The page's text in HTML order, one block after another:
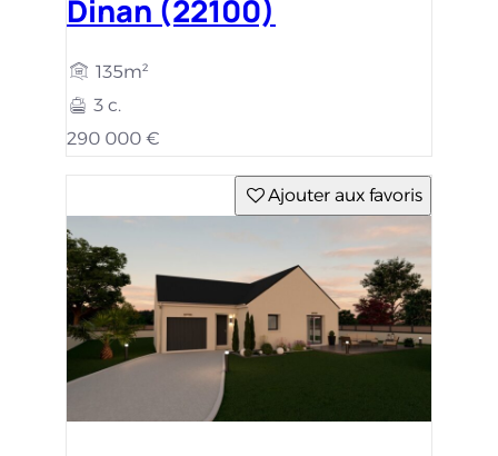
Dinan (22100)
135m²
3 c.
290 000 €
Ajouter aux favoris